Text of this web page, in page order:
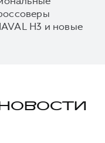
H3 и новые